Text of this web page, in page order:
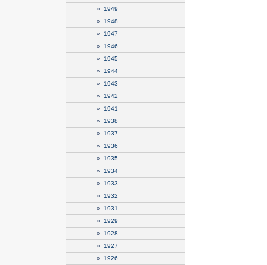
» 1949
» 1948
» 1947
» 1946
» 1945
» 1944
» 1943
» 1942
» 1941
» 1938
» 1937
» 1936
» 1935
» 1934
» 1933
» 1932
» 1931
» 1929
» 1928
» 1927
» 1926